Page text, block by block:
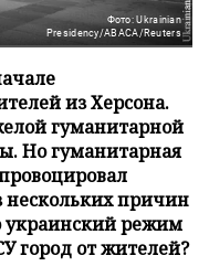
Фото: Ukrainian
Presidency/ABACA/Reuters
из Херсона.
гуманитарной
Но гуманитарная
нескольких причин
украинский режим
город от жителей?